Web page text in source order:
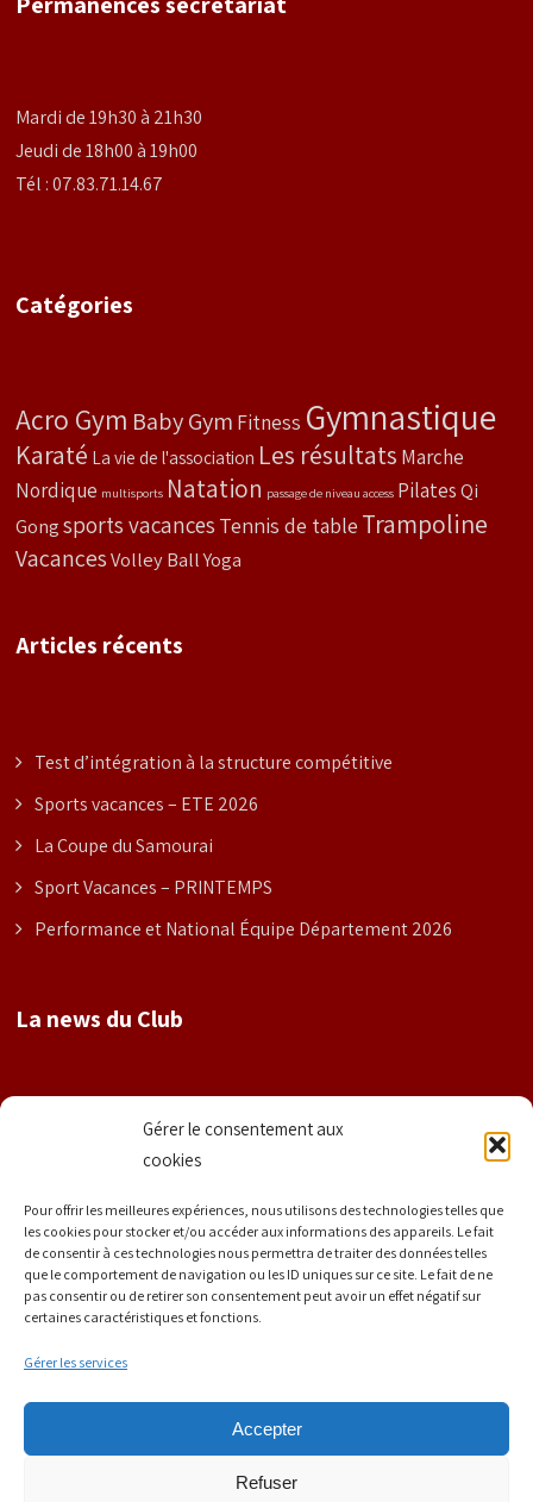
Gérer le consentement aux
cookies
Pour offrir les meilleures expériences, nous utilisons des technologies telles que
les cookies pour stocker et/ou accéder aux informations des appareils. Le fait
de consentir à ces technologies nous permettra de traiter des données telles
que le comportement de navigation ou les ID uniques sur ce site. Le fait de ne
pas consentir ou de retirer son consentement peut avoir un effet négatif sur
certaines caractéristiques et fonctions.
Gérer les services
Accepter
Refuser
Mardi de 19h30 à 21h30
Jeudi de 18h00 à 19h00
Tél : 07.83.71.14.67
Catégories
Acro Gym Baby Gym Fitness Gymnastique
Karaté La vie de l'association Les résultats Marche
Nordique multisports Natation passage de niveau access Pilates Qi
Gong sports vacances Tennis de table Trampoline
Vacances Volley Ball Yoga
Articles récents
Test d’intégration à la structure compétitive
Sports vacances – ETE 2026
La Coupe du Samourai
Sport Vacances – PRINTEMPS
Performance et National Équipe Département 2026
La news du Club
Prénom
E-mail*